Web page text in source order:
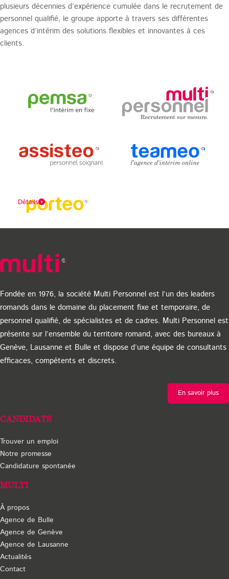
plusieurs décennies d’expérience cumulée dans le recrutement de
personnel qualifié, le groupe apporte à travers ses différentes
agences d’intérim des solutions flexibles et innovantes à ces
clients.
Agence de recrutement active depuis 1993, Pemsa se
spécialise dans le bâtiment et la technique. Découvrez nos
offres d’emploi dans la construction, les services
techniques et le génie civilen Suisse romande.
Multi est une
Lausanne et Bulle
comptabilité et banque. Elle relie entreprises et talents
avec réactivité et précision depuis 1976.
Détails
Fondée en 1976, la société Multi Personnel est l’un des leaders
romands dans le domaine du placement fixe et temporaire, de
personnel qualifié, de spécialistes et de cadres. Multi Personnel est
présente sur l’ensemble du territoire romand, avec des bureaux à
Genève, Lausanne et Bulle et dispose d’une équipe de consultants
efficaces, compétents et discrets.
En savoir plus
CANDIDATS
Trouver un emploi
Notre promesse
Candidature spontanée
MULTI
À propos
Agence de Bulle
Agence de Genève
Agence de Lausanne
Actualités
Contact